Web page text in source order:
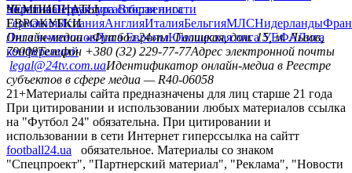
политикаСтруктура собственности
УкраинаПервая лигаВторая лига
ЧЕМПИОНАТЫ
ГерманияИспанияАнглияИталияБельгияМЛСНидерланды
ЕВРОКУБКИ
Лига чемпионовЛига ЕвропыЮношеская лига УЕФАЛига
конференций
Онлайн-медиа «Футбол 24»пл. Галицкая, дом. 15, м. Львов,
79008Телефон +380 (32) 229-77-77Адрес электронной почты
legal@24tv.com.uaИдентификатор онлайн-медиа в Реестре
субъектов в сфере медиа — R40-06058
21+Материалы сайта предназначены для лиц старше 21 года
При цитировании и использовании любых материалов ссылка
на "Футбол 24" обязательна. При цитировании и
использовании в сети Интернет гиперссылка на сайтт
football24.ua
обязательное. Материалы со знаком
"Спецпроект", "Партнерский материал", "Реклама", "Новости